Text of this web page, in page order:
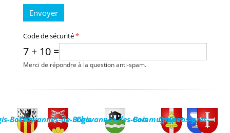
Envoyer
Code de sécurité*
7 + 10 =
Merci de répondre à la question anti-spam.
Bossey
Chavannes-de-BogisChavannes-des-BoisCommugny
Coppet
Crans-près-